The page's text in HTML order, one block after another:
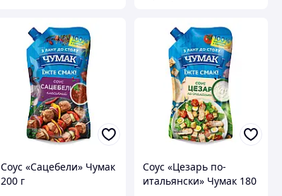
Соус «Сацебели» Чумак
200 г
Соус «Цезарь по-
итальянски» Чумак 180